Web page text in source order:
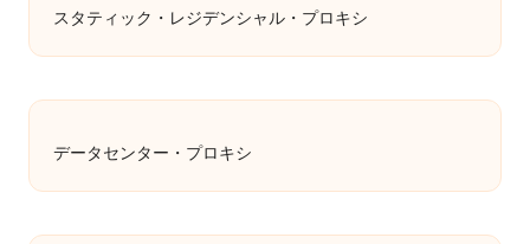
スタティック・レジデンシャル・プロキシ
データセンター・プロキシ